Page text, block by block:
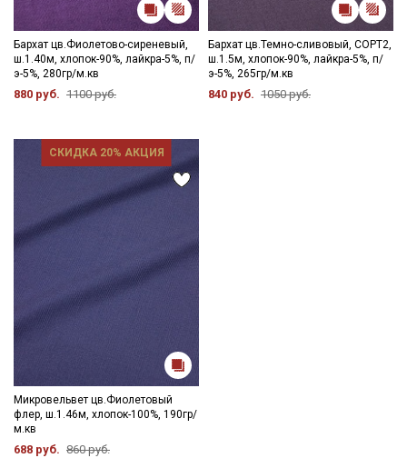
Бархат цв.Фиолетово-сиреневый,
ш.1.40м, хлопок-90%, лайкра-5%, п/
э-5%, 280гр/м.кв
880 руб. 1100 руб.
Бархат цв.Темно-сливовый, СОРТ2,
ш.1.5м, хлопок-90%, лайкра-5%, п/
э-5%, 265гр/м.кв
840 руб. 1050 руб.
СКИДКА 20% АКЦИЯ
Микровельвет цв.Фиолетовый
флер, ш.1.46м, хлопок-100%, 190гр/
м.кв
688 руб. 860 руб.